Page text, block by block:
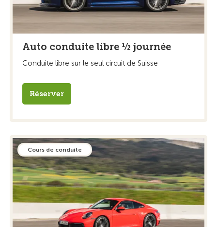
Auto conduite libre ½ journée
Conduite libre sur le seul circuit de Suisse
Réserver
Cours de conduite